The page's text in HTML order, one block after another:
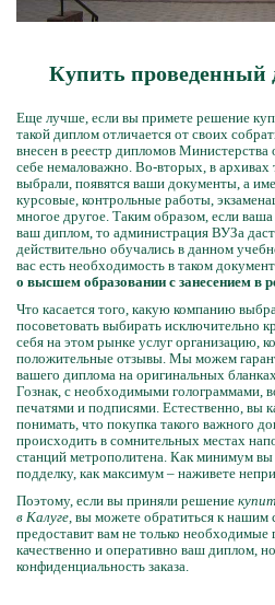
Купить проведенный
Еще лучше, если вы примете решение
такой диплом отличается от своих
внесен в реестр дипломов Министерства
себе немаловажно. Во-вторых, в
выбрали, появятся ваши документы, а
курсовые, контрольные работы,
многое другое. Таким образом, если
ваш диплом, то администрация ВУЗа
действительно обучались в данном
вас есть необходимость в таком
о высшем образовании с занесением в
Что касается того, какую компанию
посоветовать выбирать исключительно
себя на этом рынке услуг организацию,
положительные отзывы. Мы можем
вашего диплома на оригинальных
Гознак, с необходимыми голограммами,
печатями и подписями. Естественно, вы
понимать, что покупка такого важного
происходить в сомнительных местах
станций метрополитена. Как минимум
подделку, как максимум – наживете
Поэтому, если вы приняли решение
в Калуге, вы можете обратиться к нашим
предоставит вам не только необходимые
качественно и оперативно ваш диплом,
конфиденциальность заказа.